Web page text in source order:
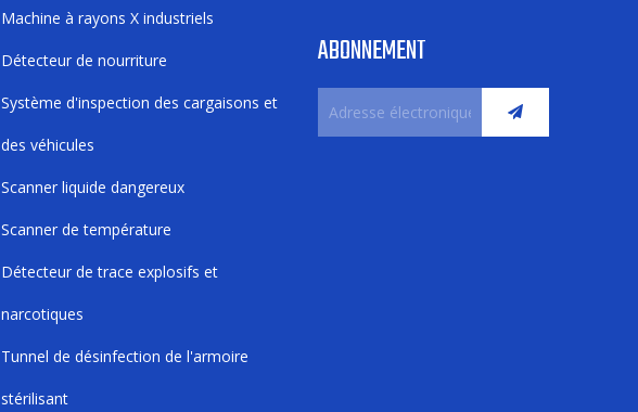
Machine à rayons X industriels
Détecteur de nourriture
Système d'inspection des cargaisons et
des véhicules
Scanner liquide dangereux
Scanner de température
Détecteur de trace explosifs et
narcotiques
Tunnel de désinfection de l'armoire
stérilisant
ABONNEMENT